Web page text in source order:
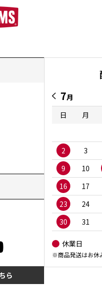
ら
7月
日
月
2
3
9
10
16
17
23
24
30
31
休業日
※商品発送はお休